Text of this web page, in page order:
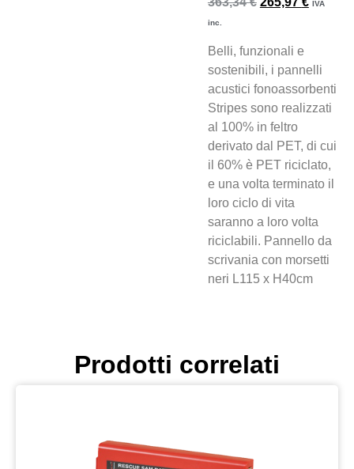
IVA
inc.
Belli, funzionali e
sostenibili, i pannelli
acustici fonoassorbenti
Stripes sono realizzati
al 100% in feltro
derivato dal PET, di cui
il 60% è PET riciclato,
e una volta terminato il
loro ciclo di vita
saranno a loro volta
riciclabili. Pannello da
scrivania con morsetti
neri L115 x H40cm
Prodotti correlati